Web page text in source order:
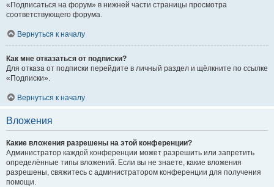
«Подписаться на форум» в нижней части страницы просмотра
соответствующего форума.
Вернуться к началу
Как мне отказаться от подписки?
Для отказа от подписки перейдите в личный раздел и щёлкните по ссылке
«Подписки».
Вернуться к началу
Вложения
Какие вложения разрешены на этой конференции?
Администратор каждой конференции может разрешить или запретить
определённые типы вложений. Если вы не знаете, какие вложения
разрешены, свяжитесь с администратором конференции для получения
помощи.